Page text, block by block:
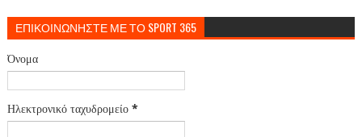
ΕΠΙΚΟΙΝΩΝΗΣΤΕ ΜΕ ΤΟ SPORT 365
Όνομα
Ηλεκτρονικό ταχυδρομείο *